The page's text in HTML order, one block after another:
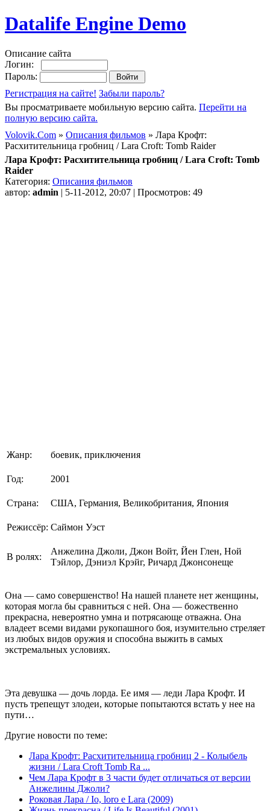
Datalife Engine Demo
Описание сайта
Логин:
Пароль:
Регистрация на сайте! Забыли пароль?
Вы просматриваете мобильную версию сайта. Перейти на
полную версию сайта.
Volovik.Com » Описания фильмов » Лара Крофт:
Расхитительница гробниц / Lara Croft: Tomb Raider
Лара Крофт: Расхитительница гробниц / Lara Croft: Tomb
Raider
Категория: Описания фильмов
автор: admin | 5-11-2012, 20:07 | Просмотров: 49
Жанр: боевик, приключения
Год: 2001
Страна: США, Германия, Великобритания, Япония
Режиссёр: Саймон Уэст
В ролях:
Анжелина Джоли, Джон Войт, Йен Глен, Ной
Тэйлор, Дэниэл Крэйг, Ричард Джонсонеще
Она — само совершенство! На нашей планете нет женщины,
которая могла бы сравниться с ней. Она — божественно
прекрасна, невероятно умна и потрясающе отважна. Она
владеет всеми видами рукопашного боя, изумительно стреляет
из любых видов оружия и способна выжить в самых
экстремальных условиях.
Эта девушка — дочь лорда. Ее имя — леди Лара Крофт. И
пусть трепещут злодеи, которые попытаются встать у нее на
пути…
Другие новости по теме:
Лара Крофт: Расхитительница гробниц 2 - Колыбель
жизни / Lara Croft Tomb Ra ...
Чем Лара Крофт в 3 части будет отличаться от версии
Анжелины Джоли?
Роковая Лара / Io, loro e Lara (2009)